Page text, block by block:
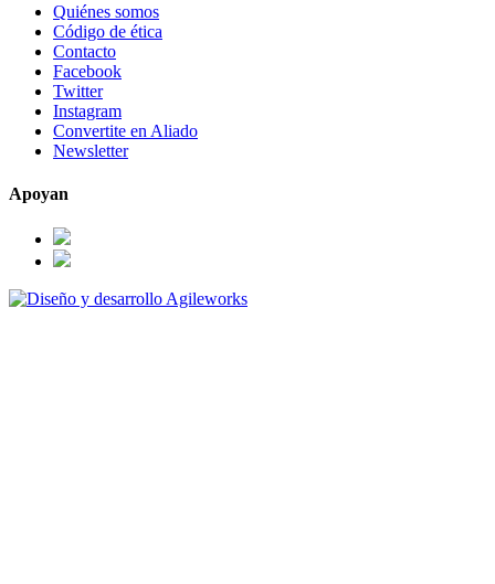
Quiénes somos
Código de ética
Contacto
Facebook
Twitter
Instagram
Convertite en Aliado
Newsletter
Apoyan